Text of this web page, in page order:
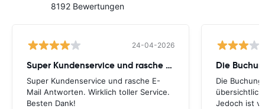
8192 Bewertungen
24-04-2026
Super Kundenservice und rasche E-Mail
Super Kundenservice und rasche E-
Mail Antworten. Wirklich toller Service.
Besten Dank!
Die
Die
Jedoch ist